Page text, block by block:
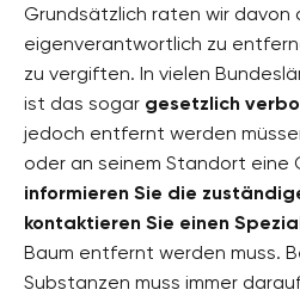
Grundsätzlich raten wir davon
eigenverantwortlich zu
zu vergiften. In vielen
ist das sogar gesetzlich
jedoch entfernt werden
oder an seinem Standort eine
informieren Sie die
kontaktieren Sie einen
Baum entfernt werden muss.
Substanzen muss immer